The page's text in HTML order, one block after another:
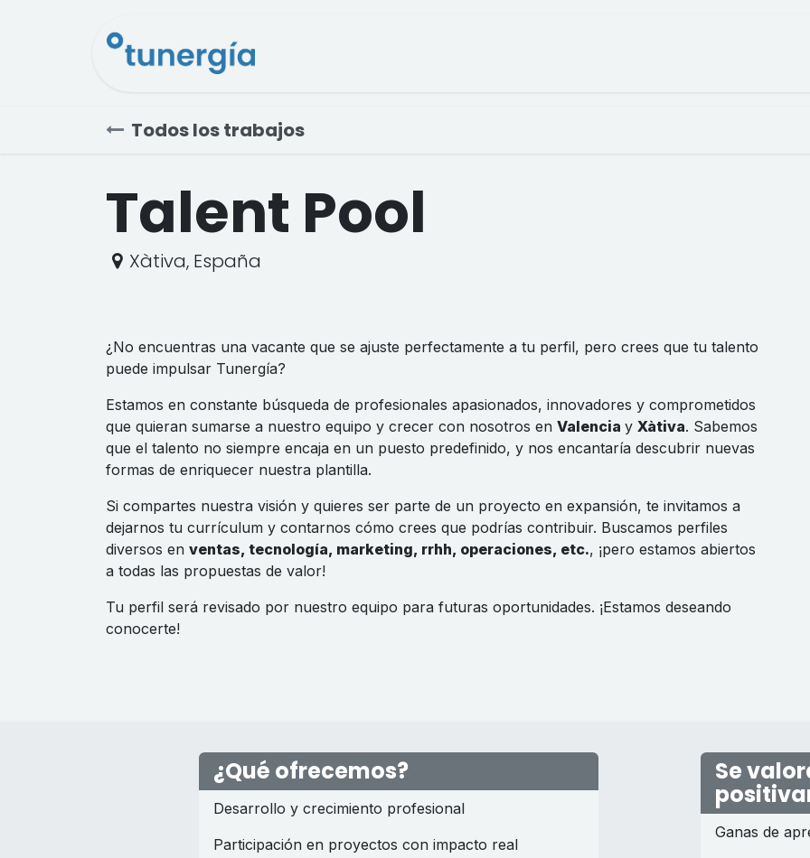
Todos los trabajos
Talent Pool
Xàtiva, España
¿No encuentras una vacante que se ajuste perfectamente a tu perfil, pero crees que tu talento
puede impulsar Tunergía?
Estamos en constante búsqueda de profesionales apasionados, innovadores y comprometidos
que quieran sumarse a nuestro equipo y crecer con nosotros en Valencia y Xàtiva. Sabemos
que el talento no siempre encaja en un puesto predefinido, y nos encantaría descubrir nuevas
formas de enriquecer nuestra plantilla.
Si compartes nuestra visión y quieres ser parte de un proyecto en expansión, te invitamos a
dejarnos tu currículum y contarnos cómo crees que podrías contribuir. Buscamos perfiles
diversos en ventas, tecnología, marketing, rrhh, operaciones, etc., ¡pero estamos abiertos
a todas las propuestas de valor!
Tu perfil será revisado por nuestro equipo para futuras oportunidades. ¡Estamos deseando
conocerte!
Se
Ganas de
¿Qué ofrecemos?
Desarrollo y crecimiento profesional
Participación en proyectos con impacto real